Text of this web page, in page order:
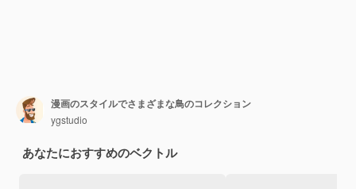
漫画のスタイルでさまざまな鳥のコレクション
ygstudio
あなたにおすすめのベクトル